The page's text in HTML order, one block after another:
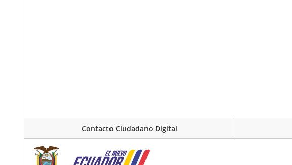
Contacto Ciudadano Digital